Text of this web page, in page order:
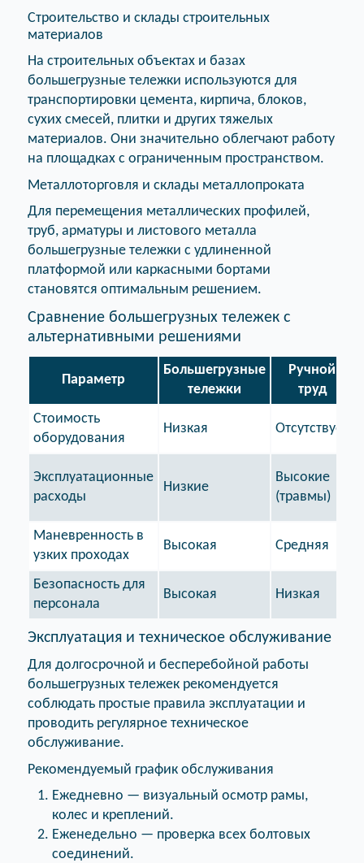
Строительство и склады строительных
материалов
На строительных объектах и базах
большегрузные тележки используются для
транспортировки цемента, кирпича, блоков,
сухих смесей, плитки и других тяжелых
материалов. Они значительно облегчают работу
на площадках с ограниченным пространством.
Металлоторговля и склады металлопроката
Для перемещения металлических профилей,
труб, арматуры и листового металла
большегрузные тележки с удлиненной
платформой или каркасными бортами
становятся оптимальным решением.
Сравнение большегрузных тележек с
альтернативными решениями
Параметр
Большегрузные
тележки
Ручной
труд
Стоимость
оборудования
Низкая Отсутствует
Эксплуатационные
расходы
Низкие
Высокие
(травмы)
Маневренность в
узких проходах
Высокая Средняя
Безопасность для
персонала
Высокая Низкая
Эксплуатация и техническое обслуживание
Для долгосрочной и бесперебойной работы
большегрузных тележек рекомендуется
соблюдать простые правила эксплуатации и
проводить регулярное техническое
обслуживание.
Рекомендуемый график обслуживания
Ежедневно — визуальный осмотр рамы,
колес и креплений.
Еженедельно — проверка всех болтовых
соединений.